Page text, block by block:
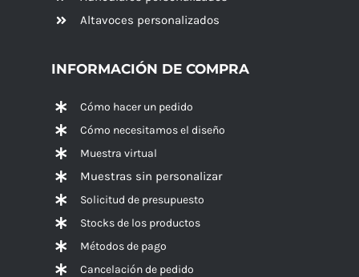
Altavoces personalizados
INFORMACIÓN DE COMPRA
Cómo hacer un pedido
Cómo necesitamos el diseño
Muestra virtual
Muestras sin personalizar
Solicitud de presupuesto
Stocks de los productos
Métodos de pago
Cancelación de pedido